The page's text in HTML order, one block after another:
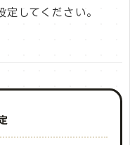
してください。